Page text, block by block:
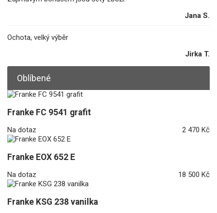
Jana S.
Ochota, velký výběr
Jirka T.
Oblíbené
Franke FC 9541 grafit
Na dotaz 2 470 Kč
Franke EOX 652 E
Na dotaz 18 500 Kč
Franke KSG 238 vanilka